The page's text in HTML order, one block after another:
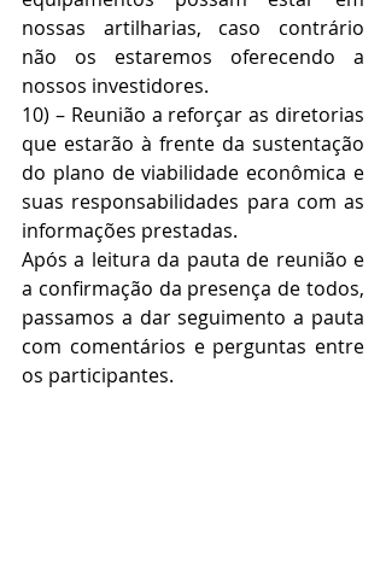
nossas artilharias, caso contrário
não os estaremos oferecendo a
nossos investidores.
10) – Reunião a reforçar as diretorias
que estarão à frente da sustentação
do plano de viabilidade econômica e
suas responsabilidades para com as
informações prestadas.
Após a leitura da pauta de reunião e
a confirmação da presença de todos,
passamos a dar seguimento a pauta
com comentários e perguntas entre
os participantes.